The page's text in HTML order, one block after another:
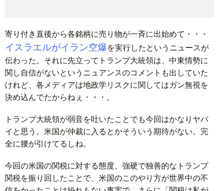
寄り付き直後から各銘柄に売り物が一斉に出始めて・・・
イスラエルがイラン空爆を実行したというニュースが
伝わった。それに先立ってトランプ大統領は、中東情勢に
関し自信がないというニュアンスのコメントも出していた
けれど、各メディアは地政学リスクに関してはガン無視を
決め込んでたからねぇ・・・。
トランプ大統領が弱音を吐いたことでも今回はかなりヤバ
イと思う。米国が仲裁に入るとかそういう期待がない。完
全に腰が引けてるしね。
今回の米国の関税に対する態度、強硬で独善的なトランプ
関税を振り回したことで、米国のこのやり方が世界中の不